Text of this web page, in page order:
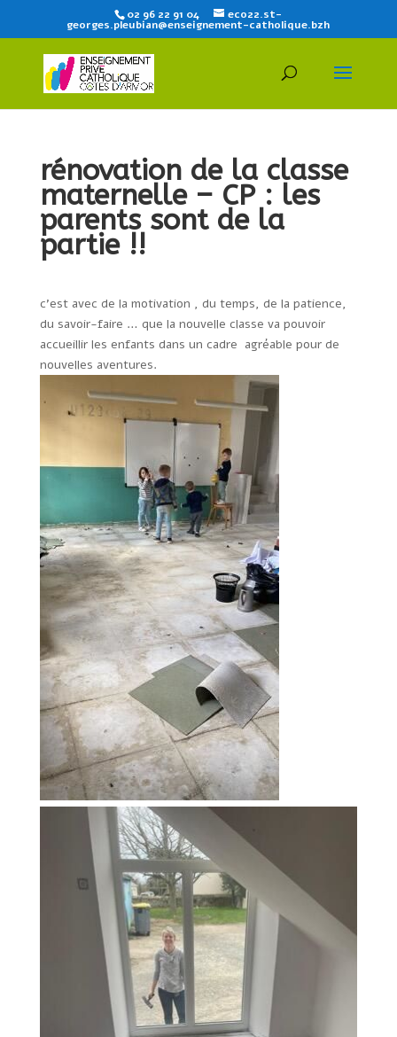
02 96 22 91 04 eco22.st-
georges.pleubian@enseignement-catholique.bzh
rénovation de la classe
maternelle – CP : les
parents sont de la
partie !!
c’est avec de la motivation , du temps, de la patience,
du savoir-faire … que la nouvelle classe va pouvoir
accueillir les enfants dans un cadre agréable pour de
nouvelles aventures.